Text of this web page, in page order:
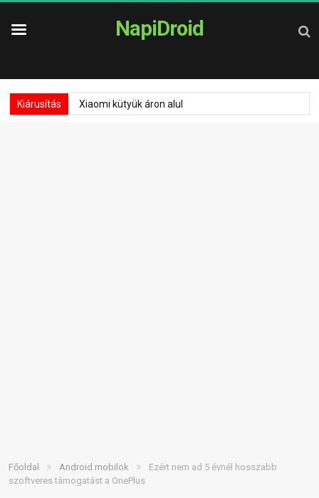
NapiDroid
Kiárusítás Xiaomi kütyük áron alul
Főoldal » Android mobilok »
Ezért nem ad 5 évnél hosszabb
szoftveres támogatást a OnePlus